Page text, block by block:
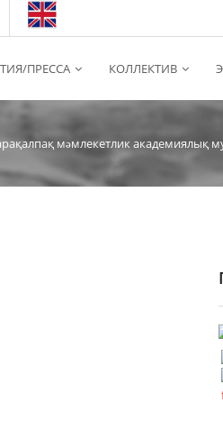
ПРЕССА КОЛЛЕКТИВ
мəмлекетлик академиялық